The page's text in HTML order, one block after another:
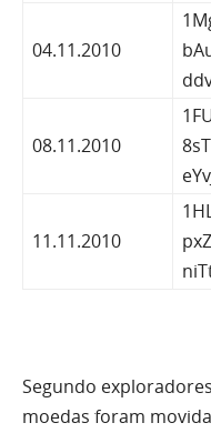
04.11.2010
08.11.2010
11.11.2010
Segundo
moedas foram